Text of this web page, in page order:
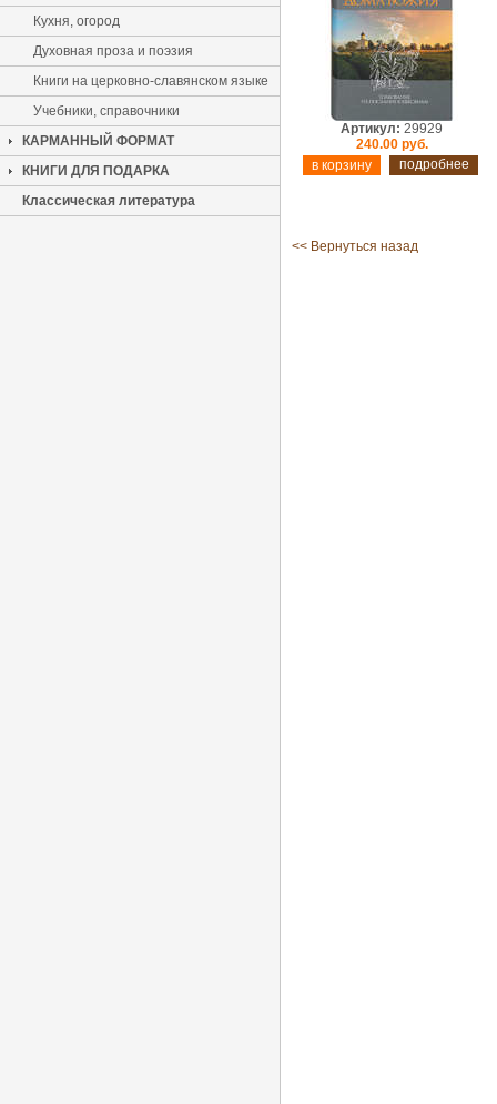
Кухня, огород
Духовная проза и поэзия
Книги на церковно-славянском языке
Учебники, справочники
КАРМАННЫЙ ФОРМАТ
КНИГИ ДЛЯ ПОДАРКА
Классическая литература
Артикул: 29929
240.00 руб.
подробнее
<< Вернуться назад